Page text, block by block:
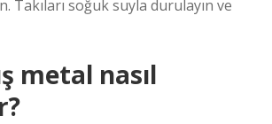
Takıları soğuk suyla durulayın ve
metal nasıl